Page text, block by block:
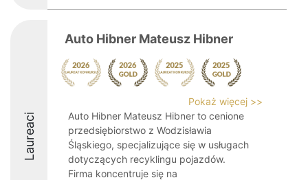
Laureaci
Auto Hibner Mateusz Hibner
Pokaż więcej >>
Auto Hibner Mateusz Hibner to cenione
przedsiębiorstwo z Wodzisławia
Śląskiego, specjalizujące się w usługach
dotyczących recyklingu pojazdów.
Firma koncentruje się na